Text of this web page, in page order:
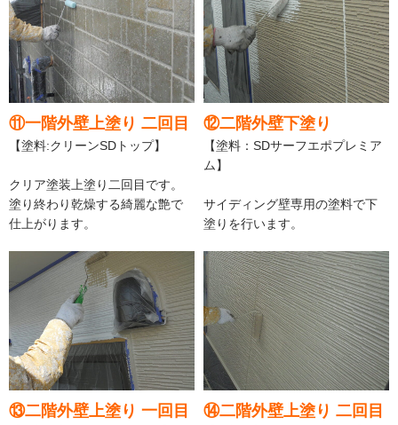
⑪一階外壁上塗り 二回目
【塗料:クリーンSDトップ】
クリア塗装上塗り二回目です。
塗り終わり乾燥する綺麗な艶で
仕上がります。
⑫二階外壁下塗り
【塗料：SDサーフエポプレミア
ム】
サイディング壁専用の塗料で下
塗りを行います。
⑬二階外壁上塗り 一回目 ⑭二階外壁上塗り 二回目